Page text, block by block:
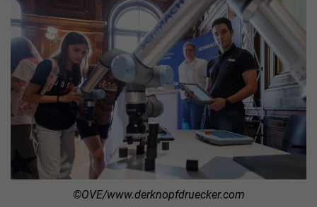
©OVE/www.derknopfdruecker.com